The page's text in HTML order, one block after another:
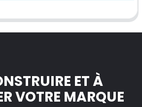
ET À
VOTRE MARQUE